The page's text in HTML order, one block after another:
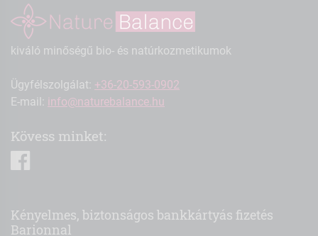
kiváló minőségű bio- és natúrkozmetikumok
Ügyfélszolgálat: +36-20-593-0902
E-mail: info@naturebalance.hu
Kövess minket:
Kényelmes, biztonságos bankkártyás fizetés
Barionnal